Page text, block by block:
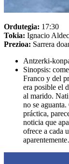
Ordutegia: 17:30
Tokia: Ignacio
Prezioa: Sarrera
Antzerki-
Sinopsis:
Franco y del
era posible el
al marido.
no se
práctica,
noticia que
ofrece a cada